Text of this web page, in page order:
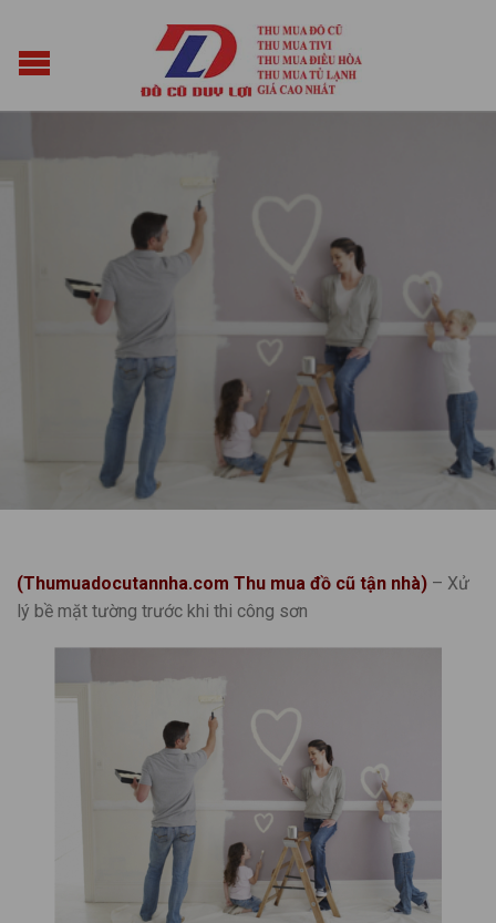
(Thumuadocutannha.com Thu mua đồ cũ tận nhà) – Xử
lý bề mặt tường trước khi thi công sơn